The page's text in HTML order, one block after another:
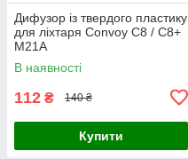
Дифузор із твердого пластику
для ліхтаря Convoy С8 / С8+
M21A
В наявності
112 ₴ 140 ₴
Купити